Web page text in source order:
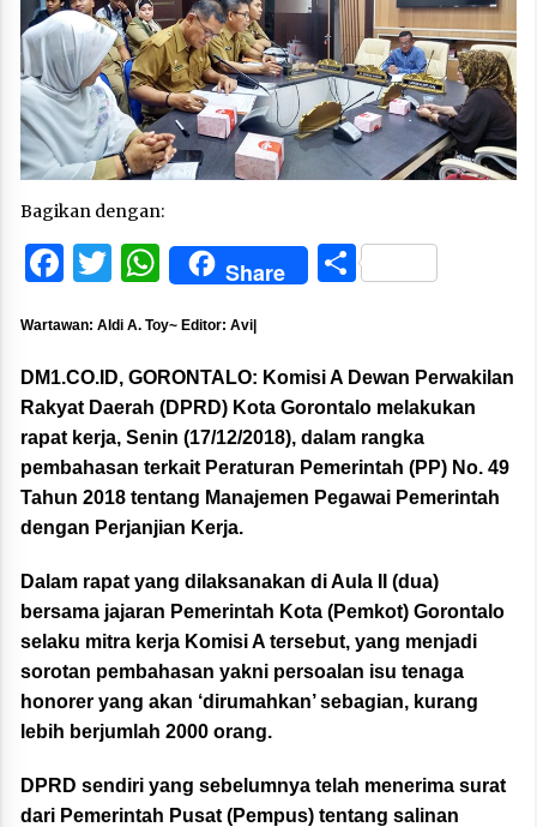
Bagikan dengan:
Facebook
Twitter
WhatsApp
Share Share
Wartawan: Aldi A. Toy~ Editor: Avi|
DM1.CO.ID, GORONTALO: Komisi A Dewan Perwakilan
Rakyat Daerah (DPRD) Kota Gorontalo melakukan
rapat kerja, Senin (17/12/2018), dalam rangka
pembahasan terkait Peraturan Pemerintah (PP) No. 49
Tahun 2018 tentang Manajemen Pegawai Pemerintah
dengan Perjanjian Kerja.
Dalam rapat yang dilaksanakan di Aula II (dua)
bersama jajaran Pemerintah Kota (Pemkot) Gorontalo
selaku mitra kerja Komisi A tersebut, yang menjadi
sorotan pembahasan yakni persoalan isu tenaga
honorer yang akan ‘dirumahkan’ sebagian, kurang
lebih berjumlah 2000 orang.
DPRD sendiri yang sebelumnya telah menerima surat
dari Pemerintah Pusat (Pempus) tentang salinan